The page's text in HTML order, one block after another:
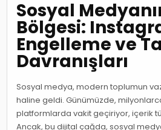
Sosyal
Bölgesi:
Engelleme ve
Davranışları
Sosyal medya, modern toplumun
haline geldi. Günümüzde,
platformlarda vakit geçiriyor, içerik
Ancak, bu dijital çağda, sosyal